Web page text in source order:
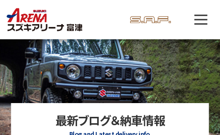
最新ブログ＆納車情報